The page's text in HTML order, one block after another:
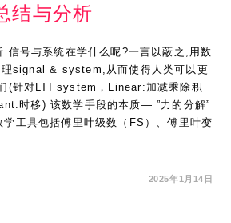
结与分析
信号与系统在学什么呢?一言以蔽之,用数
signal & system,从而使得人类可以更
(针对LTI system，Linear:加减乘除积
时移) 该数学手段的本质— ”力的分解”
工具包括傅里叶级数（FS）、傅里叶变
2025年1月14日